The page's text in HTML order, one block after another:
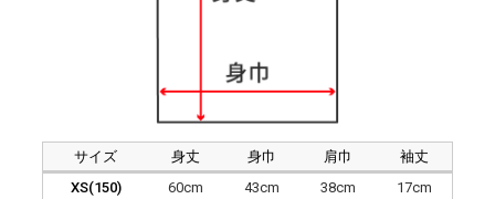
サイズ 身丈 身巾 肩巾
袖丈
XS(150)
60cm 43cm 38cm
17cm